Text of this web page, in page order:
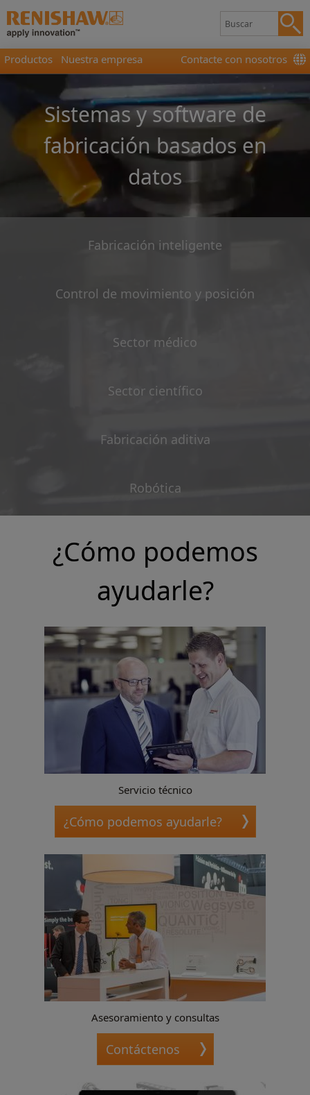
Productos Nuestra empresa Contacte con nosotros
Sistemas y software de
fabricación basados en
datos
Fabricación inteligente
Control de movimiento y posición
Sector médico
Sector científico
Fabricación aditiva
Robótica
¿Cómo podemos
ayudarle?
Servicio técnico
¿Cómo podemos ayudarle?
Asesoramiento y consultas
Contáctenos